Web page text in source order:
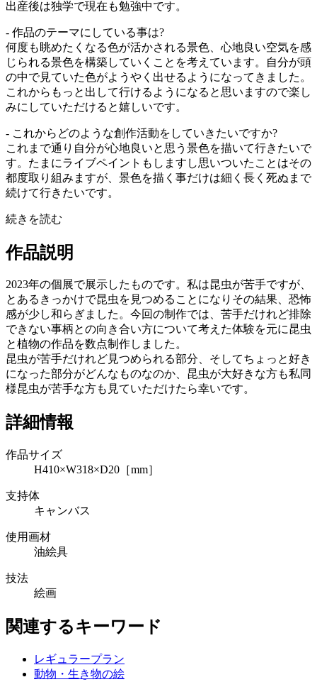
出産後は独学で現在も勉強中です。
- 作品のテーマにしている事は?
何度も眺めたくなる色が活かされる景色、心地良い空気を感
じられる景色を構築していくことを考えています。自分が頭
の中で見ていた色がようやく出せるようになってきました。
これからもっと出して行けるようになると思いますので楽し
みにしていただけると嬉しいです。
- これからどのような創作活動をしていきたいですか?
これまで通り自分が心地良いと思う景色を描いて行きたいで
す。たまにライブペイントもしますし思いついたことはその
都度取り組みますが、景色を描く事だけは細く長く死ぬまで
続けて行きたいです。
続きを読む
作品説明
2023年の個展で展示したものです。私は昆虫が苦手ですが、
とあるきっかけで昆虫を見つめることになりその結果、恐怖
感が少し和らぎました。今回の制作では、苦手だけれど排除
できない事柄との向き合い方について考えた体験を元に昆虫
と植物の作品を数点制作しました。
昆虫が苦手だけれど見つめられる部分、そしてちょっと好き
になった部分がどんなものなのか、昆虫が大好きな方も私同
様昆虫が苦手な方も見ていただけたら幸いです。
詳細情報
作品サイズ
H410×W318×D20［mm］
支持体
キャンバス
使用画材
油絵具
技法
絵画
関連するキーワード
レギュラープラン
動物・生き物の絵